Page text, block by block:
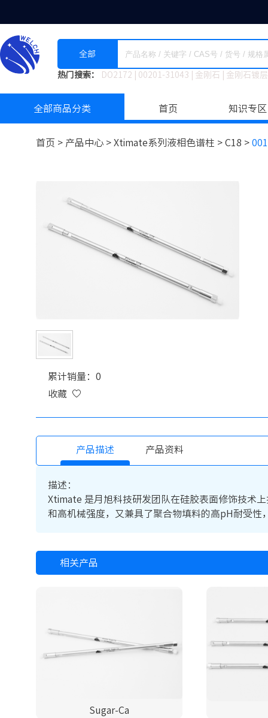
全部
热门搜索： DO2172 00201-31043 金刚石 金刚石镀
全部商品分类 首页 知识专区
首页 > 产品中心 > Xtimate系列液相色谱柱 > C18 >
累计销量：0
收藏
产品描述 产品资料
描述：
Xtimate 是月旭科技研发团队在硅胶表面修饰技术
和高机械强度，又兼具了聚合物填料的高pH耐受性
相关产品
Sugar-Ca